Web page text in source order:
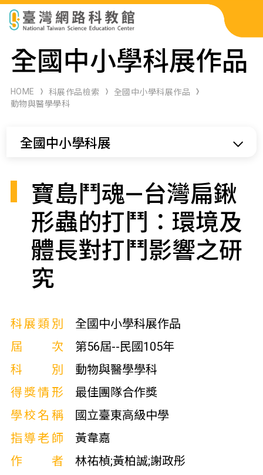
科展作品檢索
科學研習月刊
全國中小學科展作品
HOME 科展作品檢索
全國中小學科展作品
動物與醫學學科
全國中小學科展
寶島鬥魂—台灣扁鍬
形蟲的打鬥：環境及
體長對打鬥影響之研
究
科展類別
全國中小學科展作品
屆次
第56屆--民國105年
科別
動物與醫學學科
得獎情形
最佳團隊合作獎
學校名稱
國立臺東高級中學
指導老師
黃韋嘉
作者
林祐楨;黃柏誠;謝政彤